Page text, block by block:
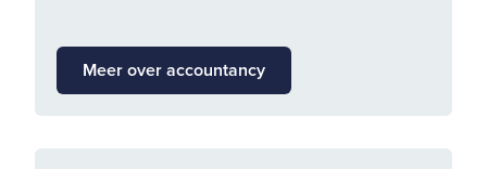
Meer over accountancy